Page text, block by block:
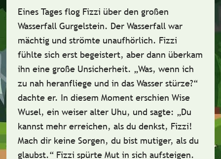
Eines Tages flog Fizzi über den großen
Wasserfall Gurgelstein. Der Wasserfall war
mächtig und strömte unaufhörlich. Fizzi
fühlte sich erst begeistert, aber dann überkam
ihn eine große Unsicherheit. „Was, wenn ich
zu nah heranfliege und in das Wasser stürze?“
dachte er. In diesem Moment erschien Wise
Wusel, ein weiser alter Uhu, und sagte: „Du
kannst mehr erreichen, als du denkst, Fizzi!
Mach dir keine Sorgen, du bist mutiger, als du
glaubst.“ Fizzi spürte Mut in sich aufsteigen.